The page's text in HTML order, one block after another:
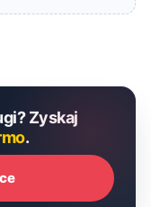
Zyskaj
.